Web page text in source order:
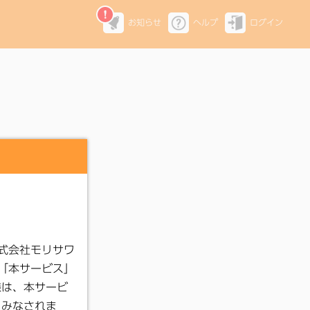
お知らせ ヘルプ ログイン